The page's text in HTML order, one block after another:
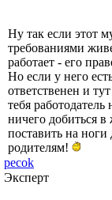
Ну так если этот
требованиями
работает - его
Но если у него
ответственен и
тебя
ничего добиться
поставить на
родителям!
pecok
Эксперт